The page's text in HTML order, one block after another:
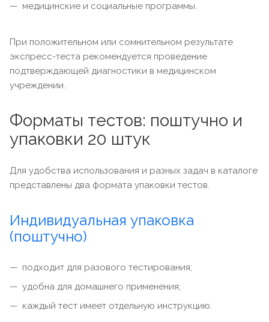
медицинские и социальные программы.
При положительном или сомнительном результате
экспресс-теста рекомендуется проведение
подтверждающей диагностики в медицинском
учреждении.
Форматы тестов: поштучно и
упаковки 20 штук
Для удобства использования и разных задач в каталоге
представлены два формата упаковки тестов.
Индивидуальная упаковка
(поштучно)
подходит для разового тестирования;
удобна для домашнего применения;
каждый тест имеет отдельную инструкцию.